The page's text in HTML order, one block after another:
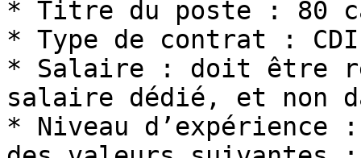
* Titre du poste : 80
* Type de contrat : CDI
* Salaire : doit être
salaire dédié, et non
* Niveau d’expérience